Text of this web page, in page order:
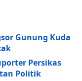
Gunung Kuda
Persikas
Politik